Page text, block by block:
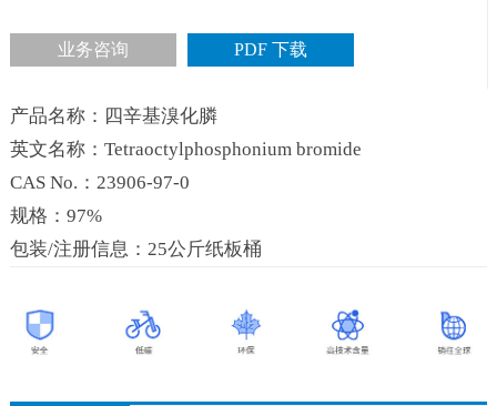
业务咨询 PDF 下载
产品名称：四辛基溴化膦
英文名称：Tetraoctylphosphonium bromide
CAS No.：23906-97-0
规格：97%
包装/注册信息：25公斤纸板桶